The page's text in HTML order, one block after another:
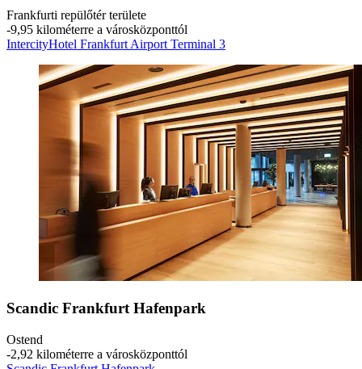
Frankfurti repülőtér területe
‐9,95 kilométerre a városközponttól
IntercityHotel Frankfurt Airport Terminal 3
Scandic Frankfurt Hafenpark
Ostend
‐2,92 kilométerre a városközponttól